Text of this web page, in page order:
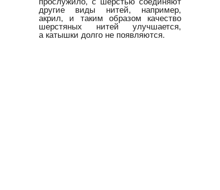
другие виды нитей, например,
акрил, и таким образом качество
шерстяных нитей улучшается,
а катышки долго не появляются.